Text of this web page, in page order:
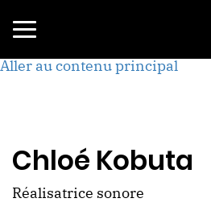
Aller au contenu principal
Toggle
navigation
Chloé Kobuta
Réalisatrice sonore